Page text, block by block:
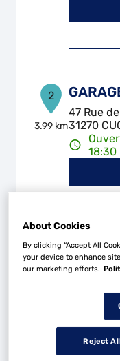
2
3.99 km
47 Rue
31270
18:30
3
2 bis rue
31120
18:00
About Cookies
By clicking “Accept All
your device to enhance
our marketing efforts.
Reject